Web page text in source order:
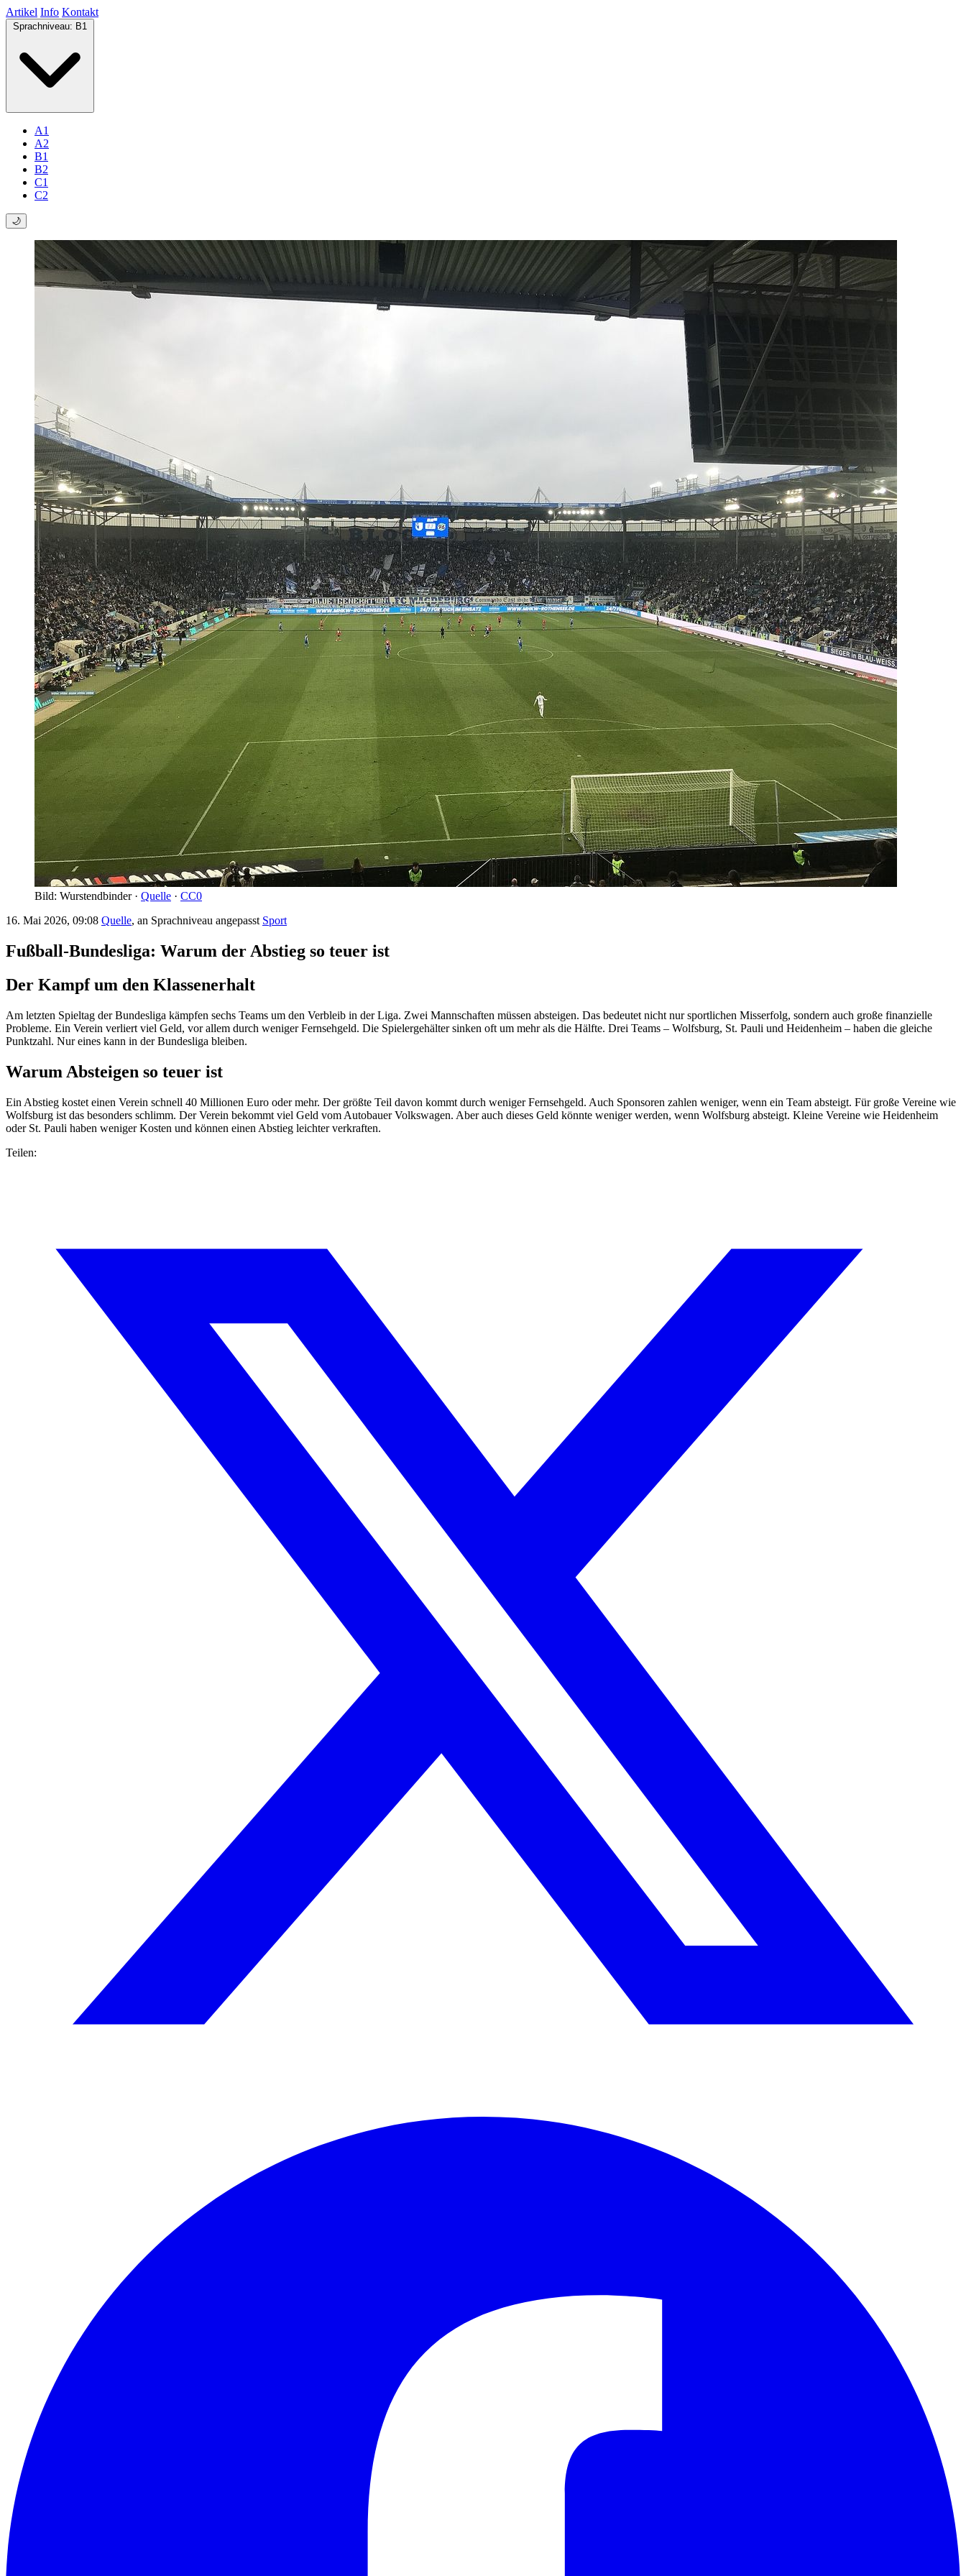
Artikel Info Kontakt
Sprachniveau: B1
A1
A2
B1
B2
C1
C2
🌙
Bild: Wurstendbinder · Quelle · CC0
16. Mai 2026, 09:08 Quelle, an Sprachniveau angepasst Sport
Fußball-Bundesliga: Warum der Abstieg so teuer ist
Der Kampf um den Klassenerhalt
Am letzten Spieltag der Bundesliga kämpfen sechs Teams um den Verbleib in der Liga. Zwei Mannschaften müssen absteigen. Das bedeutet nicht nur sportlichen Misserfolg, sondern auch große finanzielle
Probleme. Ein Verein verliert viel Geld, vor allem durch weniger Fernsehgeld. Die Spielergehälter sinken oft um mehr als die Hälfte. Drei Teams – Wolfsburg, St. Pauli und Heidenheim – haben die gleiche
Punktzahl. Nur eines kann in der Bundesliga bleiben.
Warum Absteigen so teuer ist
Ein Abstieg kostet einen Verein schnell 40 Millionen Euro oder mehr. Der größte Teil davon kommt durch weniger Fernsehgeld. Auch Sponsoren zahlen weniger, wenn ein Team absteigt. Für große Vereine wie
Wolfsburg ist das besonders schlimm. Der Verein bekommt viel Geld vom Autobauer Volkswagen. Aber auch dieses Geld könnte weniger werden, wenn Wolfsburg absteigt. Kleine Vereine wie Heidenheim
oder St. Pauli haben weniger Kosten und können einen Abstieg leichter verkraften.
Teilen: